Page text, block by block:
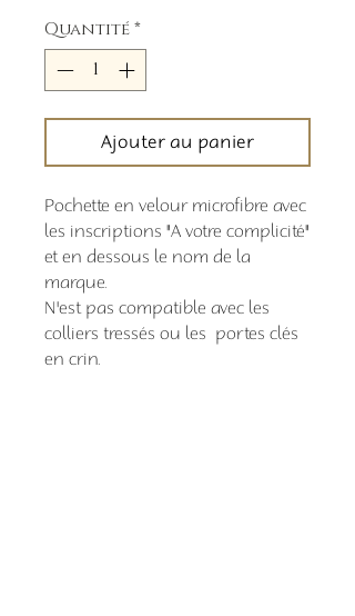
Quantité*
Ajouter au panier
Pochette en velour microfibre avec
les inscriptions "A votre complicité"
et en dessous le nom de la
marque.
N'est pas compatible avec les
colliers tressés ou les portes clés
en crin.